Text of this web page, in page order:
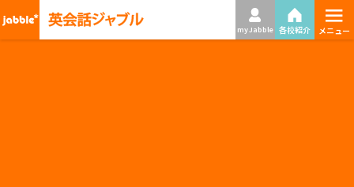
my Jabble 各校紹介 ≡
メニュー